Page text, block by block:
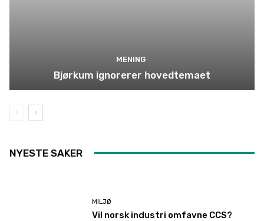
MENING
Bjørkum ignorerer hovedtemaet
NYESTE SAKER
MILJØ
Vil norsk industri omfavne CCS?